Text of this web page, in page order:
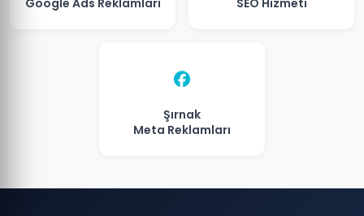
Google Ads Reklamları
SEO Hizmeti
Şırnak
Meta Reklamları